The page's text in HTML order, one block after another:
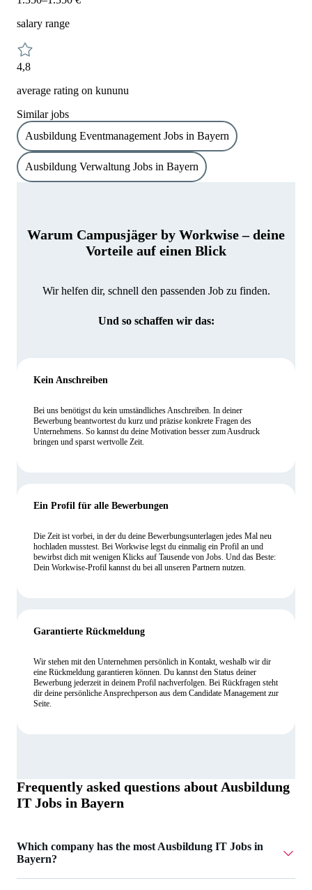
salary range
4,8
average rating on kununu
Similar jobs
Ausbildung Eventmanagement Jobs in Bayern
Ausbildung Verwaltung Jobs in Bayern
Warum Campusjäger by Workwise – deine
Vorteile auf einen Blick
Wir helfen dir, schnell den passenden Job zu finden.
Und so schaffen wir das:
Kein Anschreiben
Bei uns benötigst du kein umständliches Anschreiben. In deiner
Bewerbung beantwortest du kurz und präzise konkrete Fragen des
Unternehmens. So kannst du deine Motivation besser zum Ausdruck
bringen und sparst wertvolle Zeit.
Ein Profil für alle Bewerbungen
Die Zeit ist vorbei, in der du deine Bewerbungsunterlagen jedes Mal neu
hochladen musstest. Bei Workwise legst du einmalig ein Profil an und
bewirbst dich mit wenigen Klicks auf Tausende von Jobs. Und das Beste:
Dein Workwise-Profil kannst du bei all unseren Partnern nutzen.
Garantierte Rückmeldung
Wir stehen mit den Unternehmen persönlich in Kontakt, weshalb wir dir
eine Rückmeldung garantieren können. Du kannst den Status deiner
Bewerbung jederzeit in deinem Profil nachverfolgen. Bei Rückfragen steht
dir deine persönliche Ansprechperson aus dem Candidate Management zur
Seite.
Frequently asked questions about Ausbildung
IT Jobs in Bayern
Which company has the most Ausbildung IT Jobs in
Bayern?